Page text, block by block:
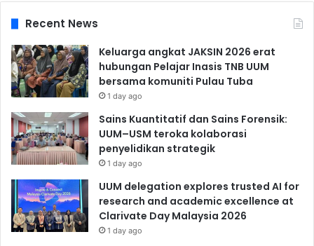
Recent News
Keluarga angkat JAKSIN 2026 erat
hubungan Pelajar Inasis TNB UUM
bersama komuniti Pulau Tuba
1 day ago
Sains Kuantitatif dan Sains Forensik:
UUM–USM teroka kolaborasi
penyelidikan strategik
1 day ago
UUM delegation explores trusted AI for
research and academic excellence at
Clarivate Day Malaysia 2026
1 day ago